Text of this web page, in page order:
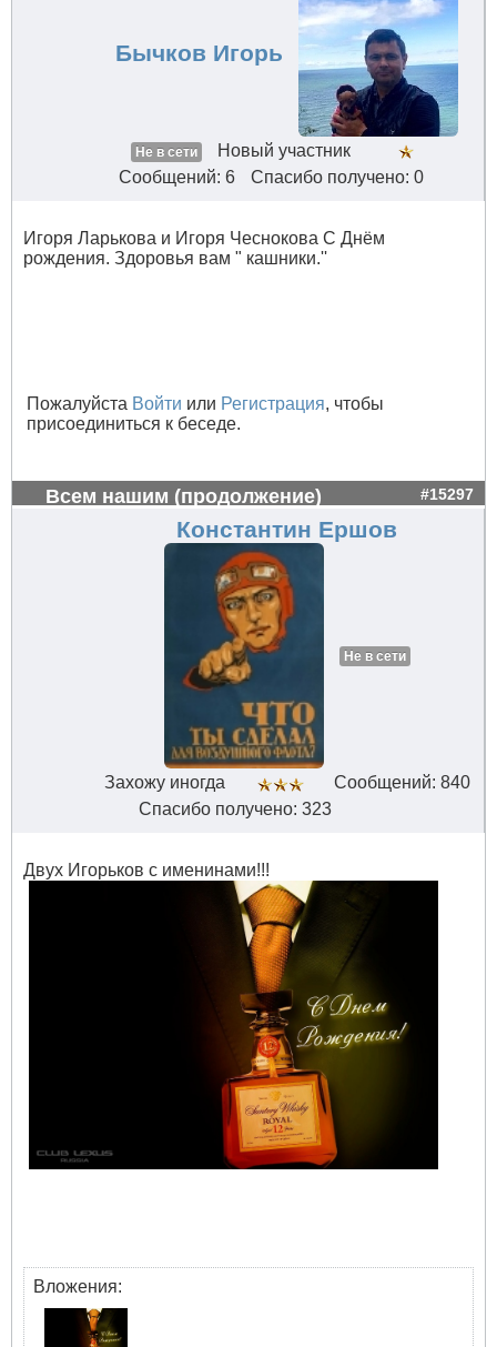
Бычков Игорь
Не в сети
Новый участник
Сообщений: 6
Спасибо получено: 0
Игоря Ларькова и Игоря Чеснокова С Днём
рождения. Здоровья вам " кашники.''
Пожалуйста Войти или Регистрация, чтобы
присоединиться к беседе.
Всем нашим (продолжение) #15297
Константин Ершов
Не в сети
Захожу иногда
Сообщений: 840
Спасибо получено: 323
Двух Игорьков с именинами!!!
Вложения: